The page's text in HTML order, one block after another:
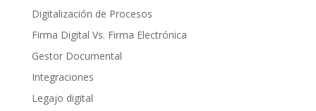
Digitalización de Procesos
Firma Digital Vs. Firma Electrónica
Gestor Documental
Integraciones
Legajo digital